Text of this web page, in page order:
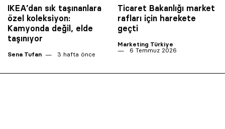
IKEA’dan sık taşınanlara
özel koleksiyon:
Kamyonda değil, elde
taşınıyor
Sena Tufan 3 hafta önce
Ticaret Bakanlığı market
rafları için harekete
geçti
Marketing Türkiye
6 Temmuz 2026